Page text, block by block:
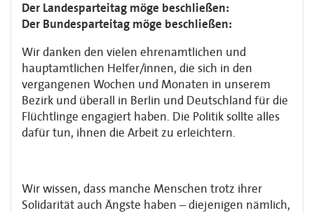
Der Landesparteitag möge beschließen:
Der Bundesparteitag möge beschließen:
Wir danken den vielen ehrenamtlichen und
hauptamtlichen Helfer/innen, die sich in den
vergangenen Wochen und Monaten in unserem
Bezirk und überall in Berlin und Deutschland für die
Flüchtlinge engagiert haben. Die Politik sollte alles
dafür tun, ihnen die Arbeit zu erleichtern.
Wir wissen, dass manche Menschen trotz ihrer
Solidarität auch Ängste haben – diejenigen nämlich,